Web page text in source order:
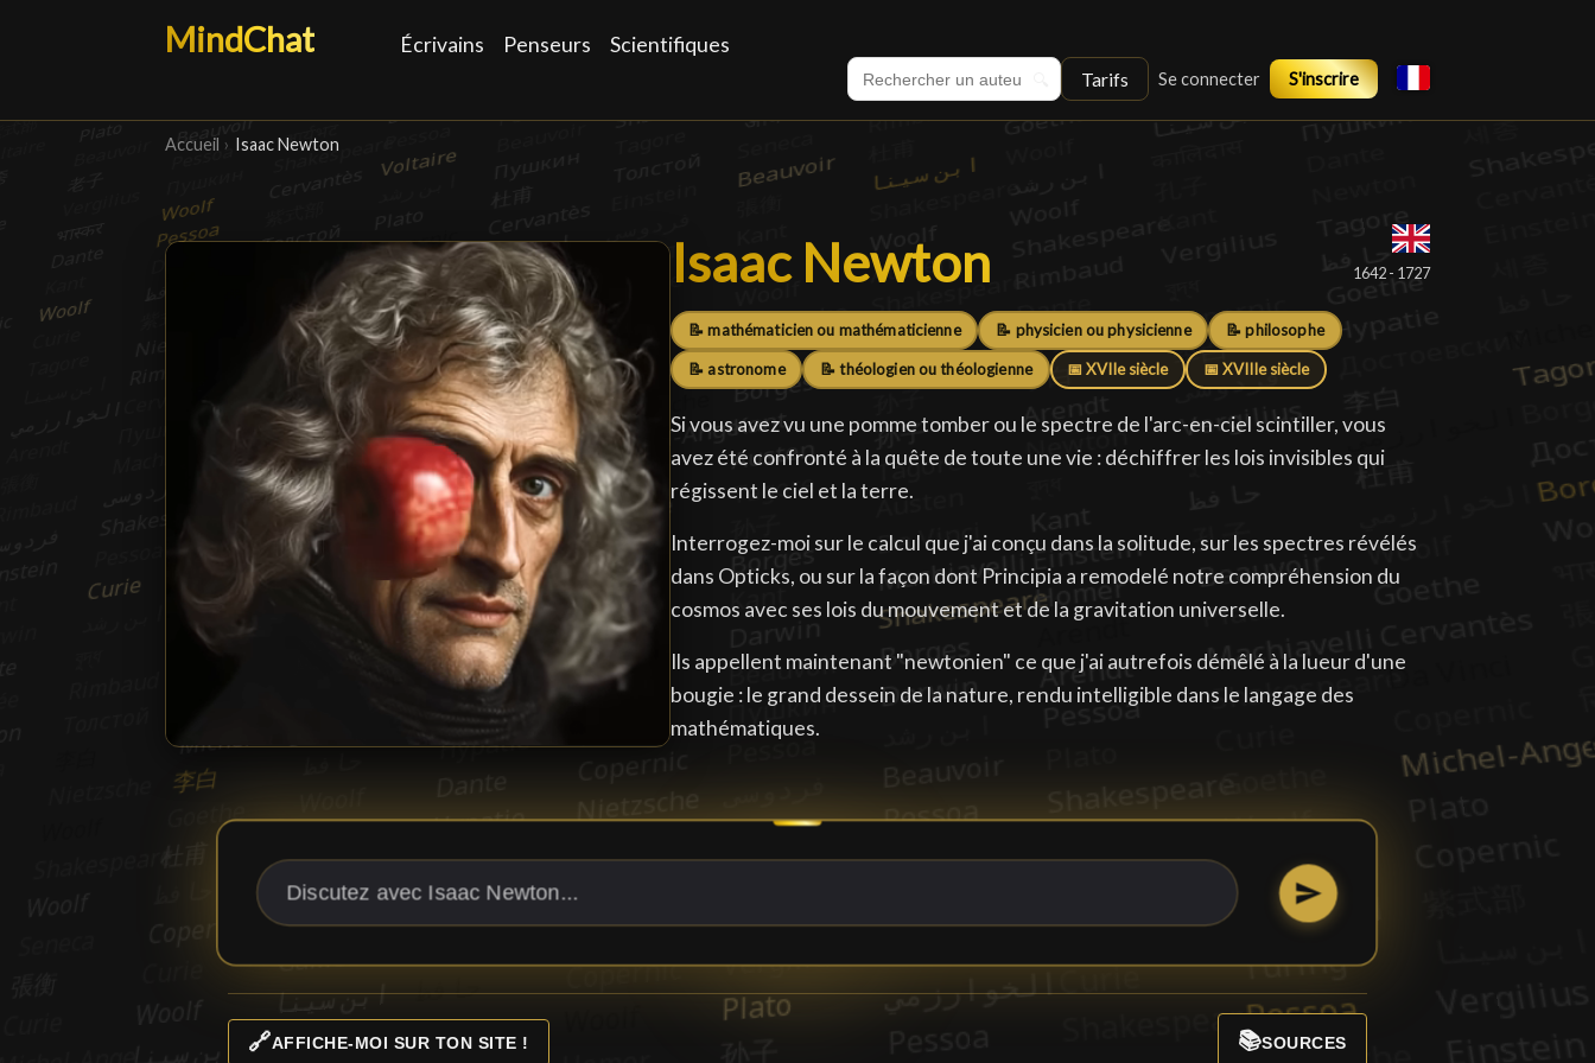
MindChat Écrivains Penseurs Scientifiques
Tarifs Se connecter S'inscrire
Accueil › Isaac Newton
Isaac Newton
Isaac Newton 1642 - 1727
📝 mathématicien ou mathématicienne 📝 physicien ou physicienne 📝 philosophe
📝 astronome 📝 théologien ou théologienne 📅 XVIIe siècle 📅 XVIIIe siècle
Si vous avez vu une pomme tomber ou le spectre de l'arc-en-ciel scintiller, vous
avez été confronté à la quête de toute une vie : déchiffrer les lois invisibles qui
régissent le ciel et la terre.
Interrogez-moi sur le calcul que j'ai conçu dans la solitude, sur les spectres révélés
dans Opticks, ou sur la façon dont Principia a remodelé notre compréhension du
cosmos avec ses lois du mouvement et de la gravitation universelle.
Ils appellent maintenant "newtonien" ce que j'ai autrefois démêlé à la lueur d'une
bougie : le grand dessein de la nature, rendu intelligible dans le langage des
mathématiques.
🔗AFFICHE-MOI SUR TON SITE ! 📚SOURCES